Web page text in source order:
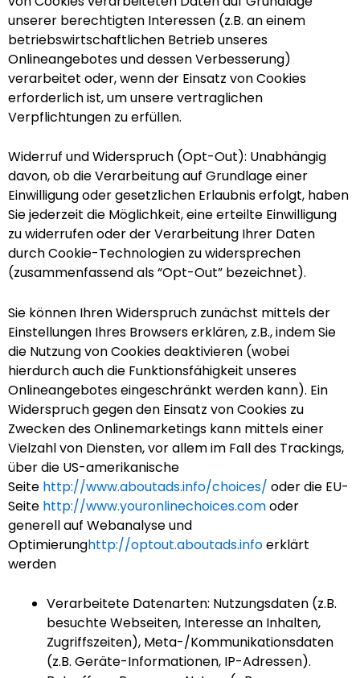
unserer berechtigten Interessen (z.B. an einem
betriebswirtschaftlichen Betrieb unseres
Onlineangebotes und dessen Verbesserung)
verarbeitet oder, wenn der Einsatz von Cookies
erforderlich ist, um unsere vertraglichen
Verpflichtungen zu erfüllen.
Widerruf und Widerspruch (Opt-Out): Unabhängig
davon, ob die Verarbeitung auf Grundlage einer
Einwilligung oder gesetzlichen Erlaubnis erfolgt, haben
Sie jederzeit die Möglichkeit, eine erteilte Einwilligung
zu widerrufen oder der Verarbeitung Ihrer Daten
durch Cookie-Technologien zu widersprechen
(zusammenfassend als “Opt-Out” bezeichnet).
Sie können Ihren Widerspruch zunächst mittels der
Einstellungen Ihres Browsers erklären, z.B., indem Sie
die Nutzung von Cookies deaktivieren (wobei
hierdurch auch die Funktionsfähigkeit unseres
Onlineangebotes eingeschränkt werden kann). Ein
Widerspruch gegen den Einsatz von Cookies zu
Zwecken des Onlinemarketings kann mittels einer
Vielzahl von Diensten, vor allem im Fall des Trackings,
über die US-amerikanische
Seite http://www.aboutads.info/choices/ oder die EU-
Seite http://www.youronlinechoices.comoder
generell auf Webanalyse und
Optimierunghttp://optout.aboutads.infoerklärt
werden
Verarbeitete Datenarten: Nutzungsdaten (z.B.
besuchte Webseiten, Interesse an Inhalten,
Zugriffszeiten), Meta-/Kommunikationsdaten
(z.B. Geräte-Informationen, IP-Adressen).